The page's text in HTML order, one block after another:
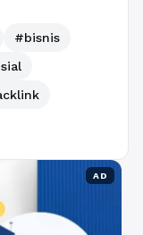
#bisnis
AD